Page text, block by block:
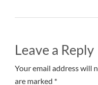
Leave a Reply
Your email address will
are marked *